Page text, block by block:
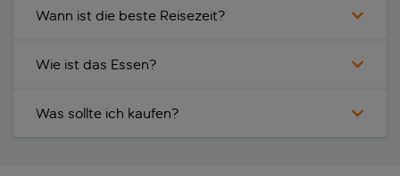
Wann ist die beste Reisezeit?
Wie ist das Essen?
Was sollte ich kaufen?